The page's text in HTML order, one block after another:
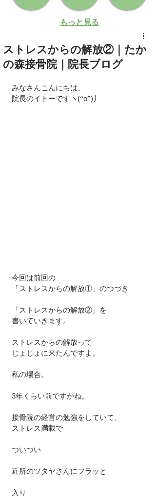
もっと見る
ストレスからの解放②｜たか
の森接骨院｜院長ブログ
みなさんこんにちは、
院長のイトーですヽ(^o^)丿
今回は前回の
「ストレスからの解放①」のつづき
「ストレスからの解放②」を
書いていきます。
ストレスからの解放って
じょじょに来たんですよ。
私の場合。
3年くらい前ですかね。
接骨院の経営の勉強をしていて、
ストレス満載で
ついつい
近所のツタヤさんにフラッと
入り